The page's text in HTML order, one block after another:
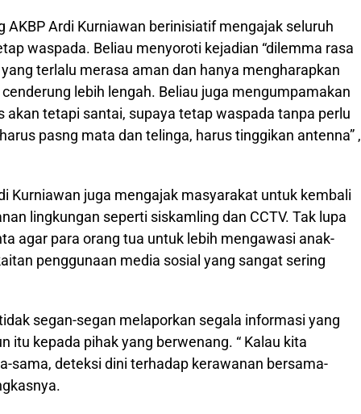
AKBP Ardi Kurniawan berinisiatif mengajak seluruh
waspada. Beliau menyoroti kejadian “dilemma rasa
terlalu merasa aman dan hanya mengharapkan
lebih lengah. Beliau juga mengumpamakan
akan tetapi santai, supaya tetap waspada tanpa perlu
pasng mata dan telinga, harus tinggikan antenna” ,
Kurniawan juga mengajak masyarakat untuk kembali
lingkungan seperti siskamling dan CCTV. Tak lupa
agar para orang tua untuk lebih mengawasi anak-
penggunaan media sosial yang sangat sering
segan-segan melaporkan segala informasi yang
itu kepada pihak yang berwenang. “ Kalau kita
sama, deteksi dini terhadap kerawanan bersama-